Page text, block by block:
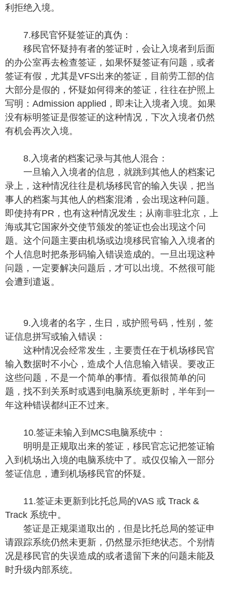
利拒绝入境。
7.移民官怀疑签证的真伪：
移民官怀疑持有者的签证时，会让入境者到后面
的办公室再去检查签证，如果怀疑签证有问题，或者
签证有假，尤其是VFS出来的签证，目前劳工部的信
大部分是假的，怀疑如何得来的签证，往往在护照上
写明：Admission applied，即未让入境者入境。如果
没有标明签证是假签证的这种情况，下次入境者仍然
有机会再次入境。
8.入境者的档案记录与其他人混合：
一旦输入入境者的信息，就跳到其他人的档案记
录上，这种情况往往是机场移民官的输入失误，把当
事人的档案与其他人的档案混淆，会出现这种问题。
即使持有PR，也有这种情况发生；从南非驻北京，上
海或其它国家外交使节颁发的签证也会出现这个问
题。这个问题主要由机场或边境移民官输入入境者的
个人信息时把条形码输入错误造成的。一旦出现这种
问题，一定要解决问题后，才可以出境。不然很可能
会遭到遣返。
9.入境者的名字，生日，或护照号码，性别，签
证信息拼写或输入错误：
这种情况会经常发生，主要责任在于机场移民官
输入数据时不小心，造成个人信息输入错误。要改正
这些问题，不是一个简单的事情。看似很简单的问
题，找不到关系时或遇到电脑系统更新时，半年到一
年这种错误都纠正不过来。
10.签证未输入到MCS电脑系统中：
明明是正规取出来的签证，移民官忘记把签证输
入到机场出入境的电脑系统中了。或仅仅输入一部分
签证信息，遭到机场移民官的怀疑。
11.签证未更新到比托总局的VAS 或 Track &
Track 系统中。
签证是正规渠道取出的，但是比托总局的签证申
请跟踪系统仍然未更新，仍然显示拒绝状态。个别情
况是移民官的失误造成的或者遗留下来的问题未能及
时升级内部系统。